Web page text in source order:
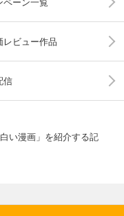
レビュー作品
信
い漫画」を紹介する記